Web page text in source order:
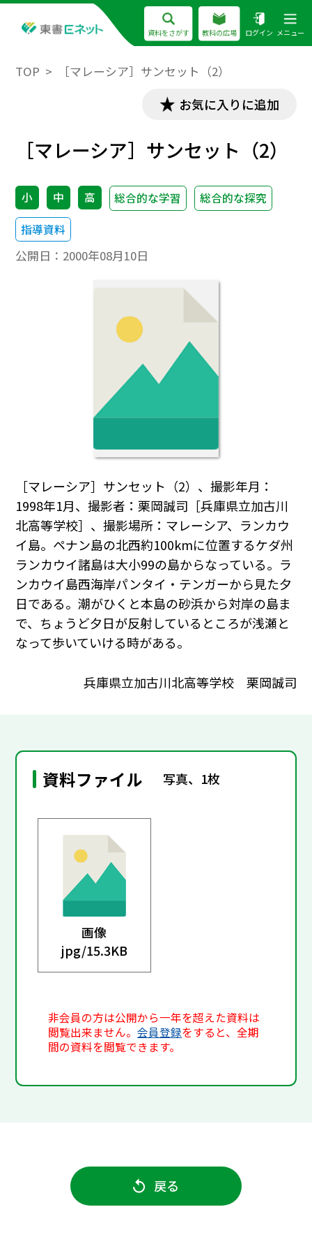
資料をさがす 教科の広場 ログイン メニュー
TOP ［マレーシア］サンセット（2）
お気に入りに追加
［マレーシア］サンセット（2）
小 中 高 総合的な学習
総合的な探究
指導資料
公開日： 2000年08月10日
［マレーシア］サンセット（2）、撮影年月：
1998年1月、撮影者：栗岡誠司［兵庫県立加古川
北高等学校］、撮影場所：マレーシア、ランカウ
イ島。ペナン島の北西約100kmに位置するケダ州
ランカウイ諸島は大小99の島からなっている。ラ
ンカウイ島西海岸パンタイ・テンガーから見た夕
日である。潮がひくと本島の砂浜から対岸の島ま
で、ちょうど夕日が反射しているところが浅瀬と
なって歩いていける時がある。
兵庫県立加古川北高等学校 栗岡誠司
資料ファイル 写真、1枚
画像
jpg/15.3KB
非会員の方は公開から一年を超えた資料は
閲覧出来ません。会員登録をすると、全期
間の資料を閲覧できます。
戻る